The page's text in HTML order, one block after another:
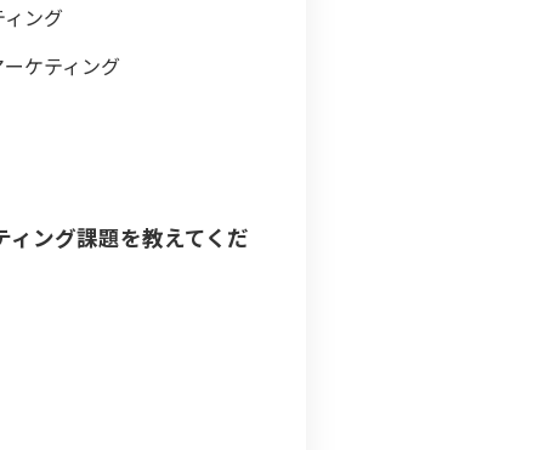
ング
ケティング
ィング課題を教えてくだ